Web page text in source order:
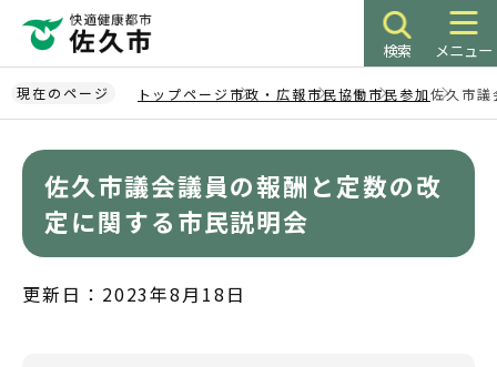
ペ
ー
ジ
検索 メニュー
現在のページ トップページ 市政・広報市民協働市民参加佐久市議
佐久市議会議員の報酬と定数の改
定に関する市民説明会
更新日：2023年8月18日